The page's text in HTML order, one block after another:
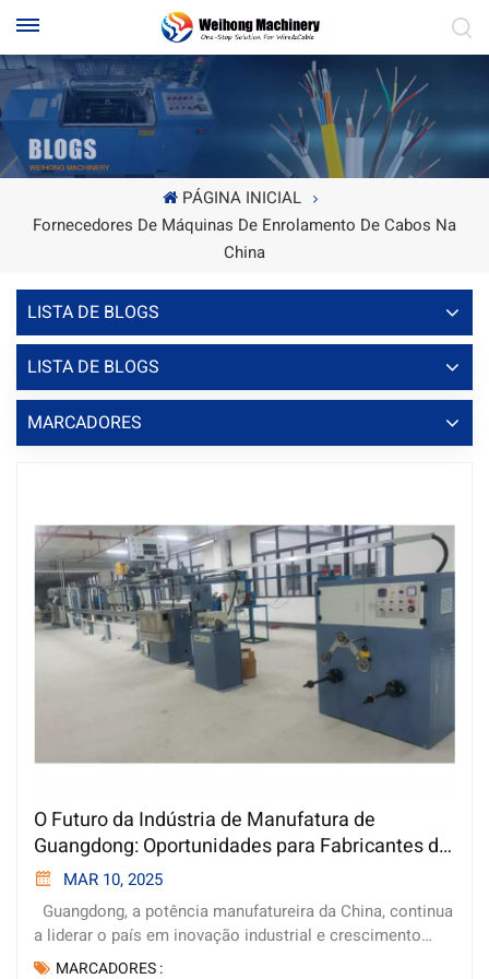
PÁGINA INICIAL
Fornecedores De Máquinas De Enrolamento De Cabos Na
China
LISTA DE BLOGS
LISTA DE BLOGS
MARCADORES
O Futuro da Indústria de Manufatura de
Guangdong: Oportunidades para Fabricantes de
Máquinas para Fios e Cabos
MAR 10, 2025
Guangdong, a potência manufatureira da China, continua
a liderar o país em inovação industrial e crescimento
econômico. Como fabricante de máquinas para fios e
MARCADORES :